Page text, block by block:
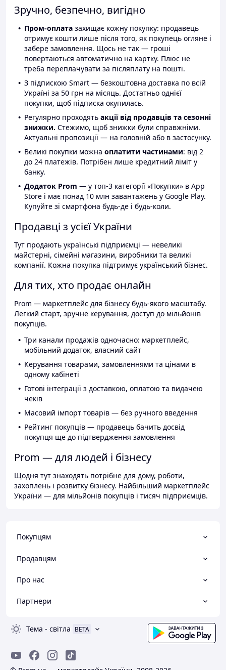
Зручно, безпечно, вигідно
Пром-оплата захищає кожну покупку: продавець
отримує кошти лише після того, як покупець огляне і
забере замовлення. Щось не так — гроші
повертаються автоматично на картку. Плюс не
треба переплачувати за післяплату на пошті.
З підпискою Smart — безкоштовна доставка по всій
Україні за 50 грн на місяць. Достатньо однієї
покупки, щоб підписка окупилась.
Регулярно проходять акції від продавців та сезонні
знижки. Стежимо, щоб знижки були справжніми.
Актуальні пропозиції — на головній або в застосунку.
Великі покупки можна оплатити частинами: від 2
до 24 платежів. Потрібен лише кредитний ліміт у
банку.
Додаток Prom — у топ-3 категорії «Покупки» в App
Store і має понад 10 млн завантажень у Google Play.
Купуйте зі смартфона будь-де і будь-коли.
Продавці з усієї України
Тут продають українські підприємці — невеликі
майстерні, сімейні магазини, виробники та великі
компанії. Кожна покупка підтримує український бізнес.
Для тих, хто продає онлайн
Prom — маркетплейс для бізнесу будь-якого масштабу.
Легкий старт, зручне керування, доступ до мільйонів
покупців.
Три канали продажів одночасно: маркетплейс,
мобільний додаток, власний сайт
Керування товарами, замовленнями та цінами в
одному кабінеті
Готові інтеграції з доставкою, оплатою та видачею
чеків
Масовий імпорт товарів — без ручного введення
Рейтинг покупців — продавець бачить досвід
покупця ще до підтвердження замовлення
Prom — для людей і бізнесу
Щодня тут знаходять потрібне для дому, роботи,
захоплень і розвитку бізнесу. Найбільший маркетплейс
України — для мільйонів покупців і тисяч підприємців.
Покупцям
Продавцям
Про нас
Партнери
Тема - світла BETA